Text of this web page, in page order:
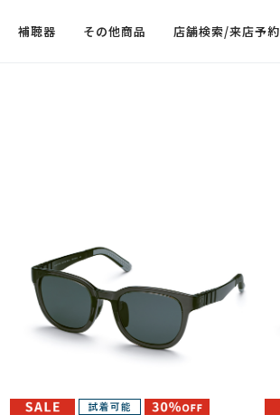
補聴器 その他商品 店舗検索/来店予約